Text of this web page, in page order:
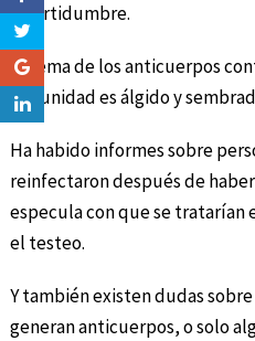
incertidumbre.
El tema de los anticuerpos
inmunidad es álgido y
Ha habido informes sobre
reinfectaron después de
especula con que se tratarían
el testeo.
Y también existen dudas
generan anticuerpos, o solo